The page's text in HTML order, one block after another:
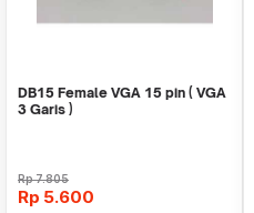
DB15 Female VGA 15 pin ( VGA
3 Garis )
Rp7.805
Rp 5.600